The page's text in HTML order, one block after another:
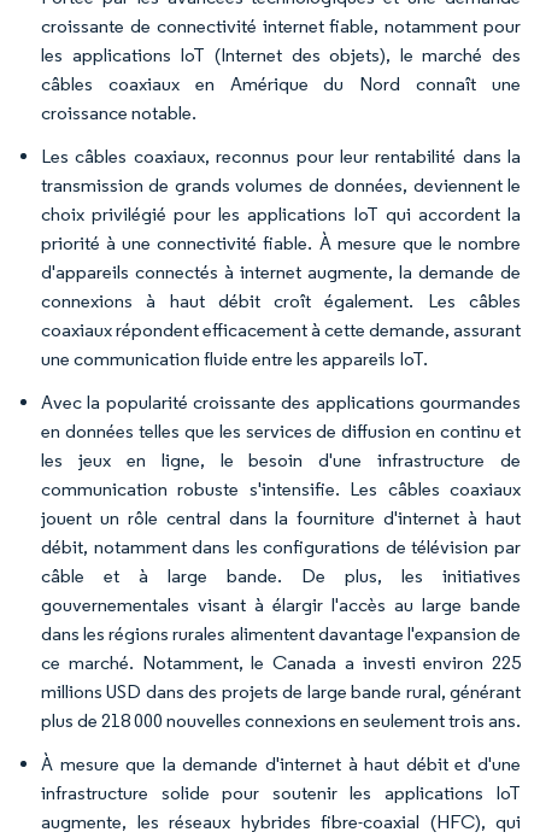
croissante de connectivité internet fiable, notamment pour
les applications IoT (Internet des objets), le marché des
câbles coaxiaux en Amérique du Nord connaît une
croissance notable.
Les câbles coaxiaux, reconnus pour leur rentabilité dans la
transmission de grands volumes de données, deviennent le
choix privilégié pour les applications IoT qui accordent la
priorité à une connectivité fiable. À mesure que le nombre
d'appareils connectés à internet augmente, la demande de
connexions à haut débit croît également. Les câbles
coaxiaux répondent efficacement à cette demande, assurant
une communication fluide entre les appareils IoT.
Avec la popularité croissante des applications gourmandes
en données telles que les services de diffusion en continu et
les jeux en ligne, le besoin d'une infrastructure de
communication robuste s'intensifie. Les câbles coaxiaux
jouent un rôle central dans la fourniture d'internet à haut
débit, notamment dans les configurations de télévision par
câble et à large bande. De plus, les initiatives
gouvernementales visant à élargir l'accès au large bande
dans les régions rurales alimentent davantage l'expansion de
ce marché. Notamment, le Canada a investi environ 225
millions USD dans des projets de large bande rural, générant
plus de 218 000 nouvelles connexions en seulement trois ans.
À mesure que la demande d'internet à haut débit et d'une
infrastructure solide pour soutenir les applications IoT
augmente, les réseaux hybrides fibre-coaxial (HFC), qui